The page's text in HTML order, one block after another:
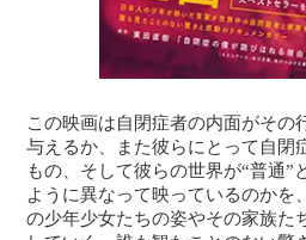
この映画は自閉症者の内面がその
与えるか、また彼らにとって自閉
もの、そして彼らの世界が“普通”
ように異なって映っているのかを
の少年少女たちの姿やその家族た